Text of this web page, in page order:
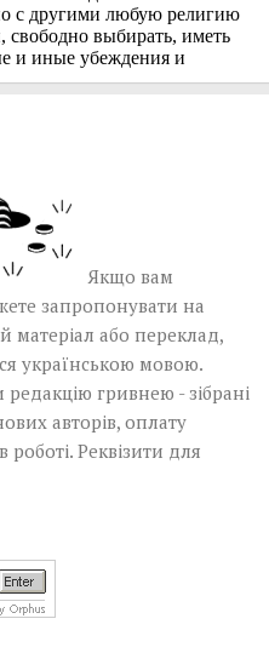
Якщо вам
запропонувати на
матеріал або переклад,
українською мовою.
гривнею - зібрані
авторів, оплату
роботі. Реквізити для